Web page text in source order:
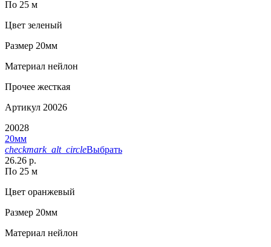
По 25 м
Цвет зеленый
Размер 20мм
Материал нейлон
Прочее жесткая
Артикул 20026
20028
20мм
checkmark_alt_circleВыбрать
26.26 р.
По 25 м
Цвет оранжевый
Размер 20мм
Материал нейлон